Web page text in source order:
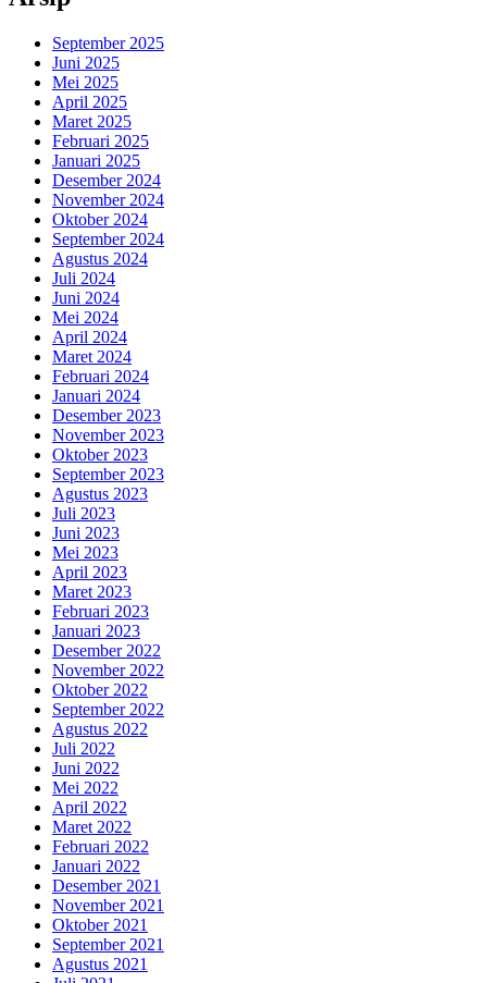
September 2025
Juni 2025
Mei 2025
April 2025
Maret 2025
Februari 2025
Januari 2025
Desember 2024
November 2024
Oktober 2024
September 2024
Agustus 2024
Juli 2024
Juni 2024
Mei 2024
April 2024
Maret 2024
Februari 2024
Januari 2024
Desember 2023
November 2023
Oktober 2023
September 2023
Agustus 2023
Juli 2023
Juni 2023
Mei 2023
April 2023
Maret 2023
Februari 2023
Januari 2023
Desember 2022
November 2022
Oktober 2022
September 2022
Agustus 2022
Juli 2022
Juni 2022
Mei 2022
April 2022
Maret 2022
Februari 2022
Januari 2022
Desember 2021
November 2021
Oktober 2021
September 2021
Agustus 2021